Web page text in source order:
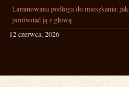
Laminowana podłoga do mieszkania: jak
porównać ją z głową
12 czerwca, 2026